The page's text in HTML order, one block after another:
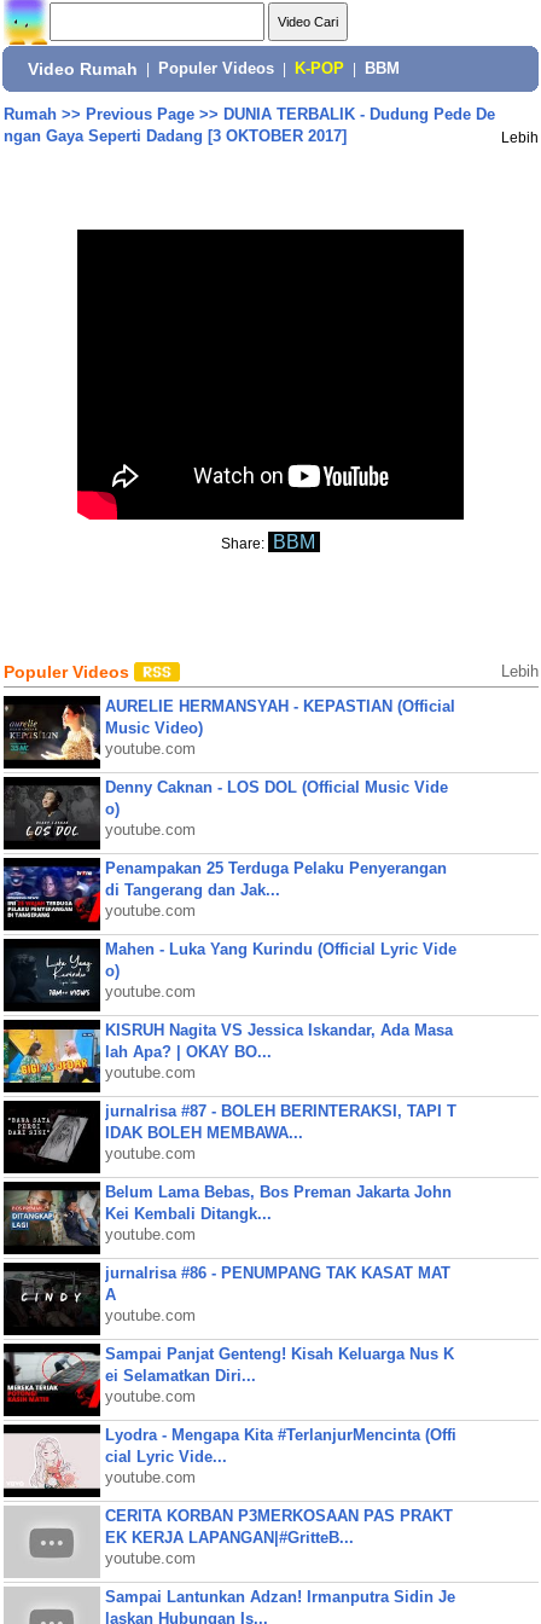
Video Rumah Populer Videos K-POP BBM
Rumah>> Previous Page>> DUNIA TERBALIK - Dudung Pede De
ngan Gaya Seperti Dadang [3 OKTOBER 2017]
Lebih
Share: BBM
Populer Videos Lebih
AURELIE HERMANSYAH - KEPASTIAN (Official
Music Video)
youtube.com
Denny Caknan - LOS DOL (Official Music Vide
o)
youtube.com
Penampakan 25 Terduga Pelaku Penyerangan
di Tangerang dan Jak...
youtube.com
Mahen - Luka Yang Kurindu (Official Lyric Vide
o)
youtube.com
KISRUH Nagita VS Jessica Iskandar, Ada Masa
lah Apa? | OKAY BO...
youtube.com
jurnalrisa #87 - BOLEH BERINTERAKSI, TAPI T
IDAK BOLEH MEMBAWA...
youtube.com
Belum Lama Bebas, Bos Preman Jakarta John
Kei Kembali Ditangk...
youtube.com
jurnalrisa #86 - PENUMPANG TAK KASAT MAT
A
youtube.com
Sampai Panjat Genteng! Kisah Keluarga Nus K
ei Selamatkan Diri...
youtube.com
Lyodra - Mengapa Kita #TerlanjurMencinta (Offi
cial Lyric Vide...
youtube.com
CERITA KORBAN P3MERKOSAAN PAS PRAKT
EK KERJA LAPANGAN|#GritteB...
youtube.com
Sampai Lantunkan Adzan! Irmanputra Sidin Je
laskan Hubungan Is...